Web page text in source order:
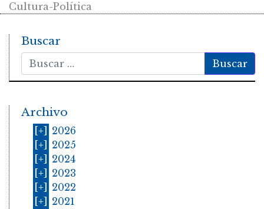
Cultura-Política
Buscar
Buscar
Archivo
[+]
2026
[+]
2025
[+]
2024
[+]
2023
[+]
2022
[+]
2021